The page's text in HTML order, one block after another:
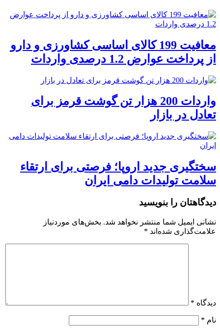
معافیت 199 کالای اساسی کشاورزی و دارو
از پرداخت عوارض 1.2 درصدی واردات
واردات 200 هزار تن گوشت قرمز برای
تعادل در بازار
سختگیری جدید اروپا؛ فرصتی برای ارتقاء
سلامت تولیدات دامی ایران
دیدگاهتان را بنویسید
نشانی ایمیل شما منتشر نخواهد شد. بخش‌های موردنیاز
علامت‌گذاری شده‌اند *
دیدگاه *
نام *